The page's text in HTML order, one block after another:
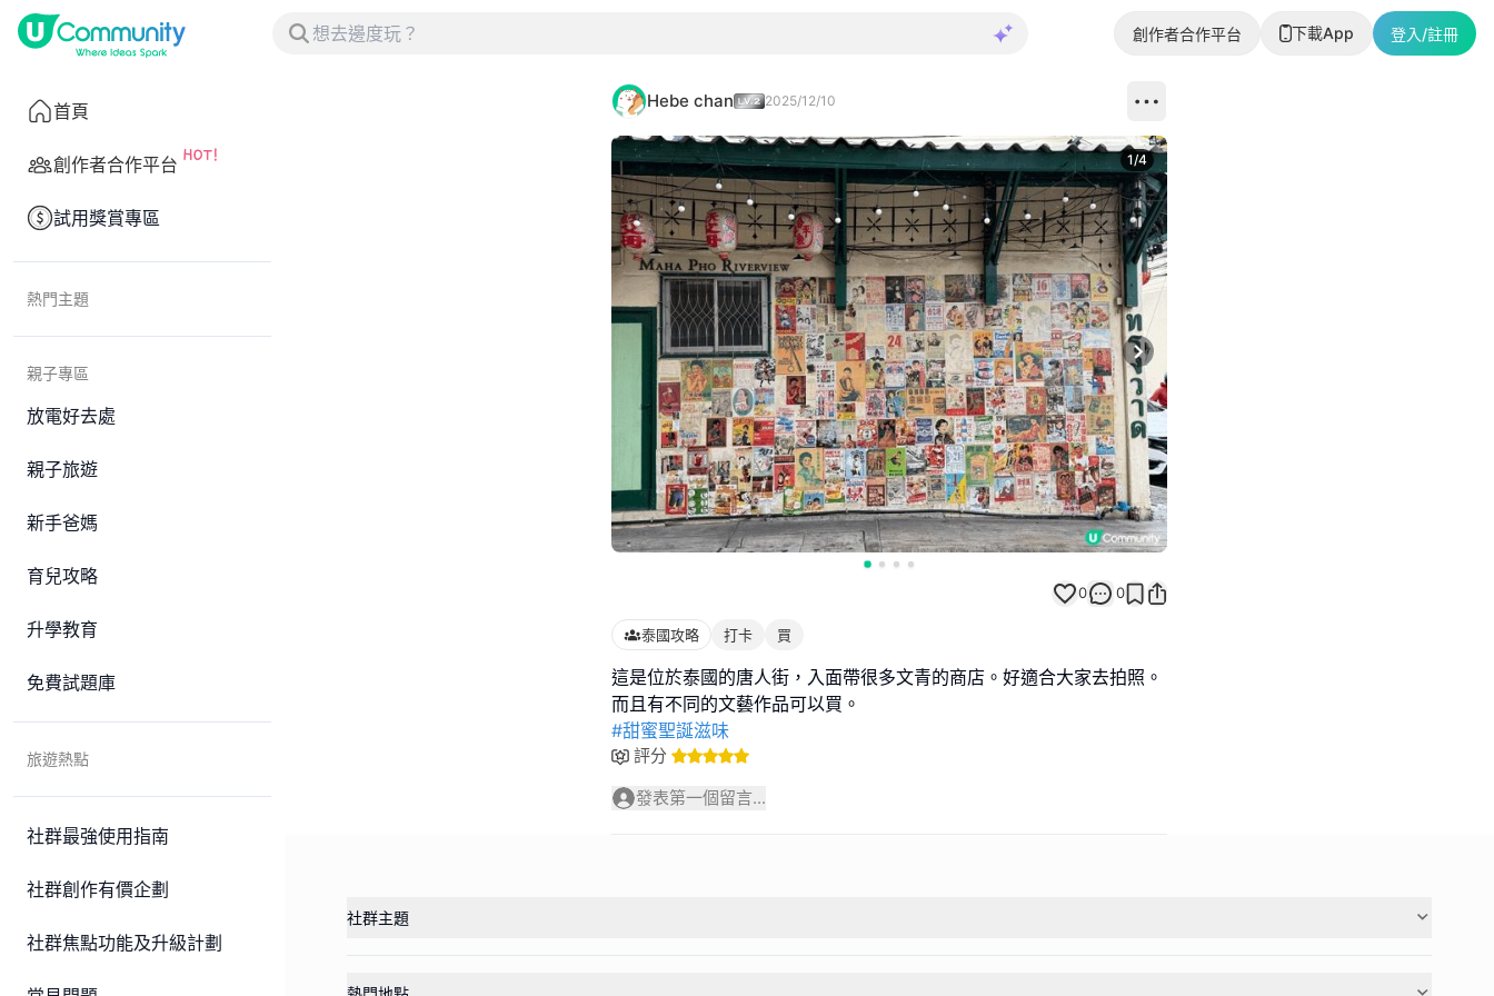
創作者合作平台 下載App 登入/註冊
首頁
創作者合作平台
試用獎賞專區
熱門主題
親子專區
放電好去處
親子旅遊
新手爸媽
育兒攻略
升學教育
免費試題庫
旅遊熱點
社群最強使用指南
社群創作有價企劃
社群焦點功能及升級計劃
Hebe chan 2025/12/10
Next slide
1/4
0 0
泰國攻略 打卡 買
這是位於泰國的唐人街，入面帶很多文青的商店。好適合大家去拍照。
#甜蜜聖誕滋味
評分
發表第一個留言...
社群主題